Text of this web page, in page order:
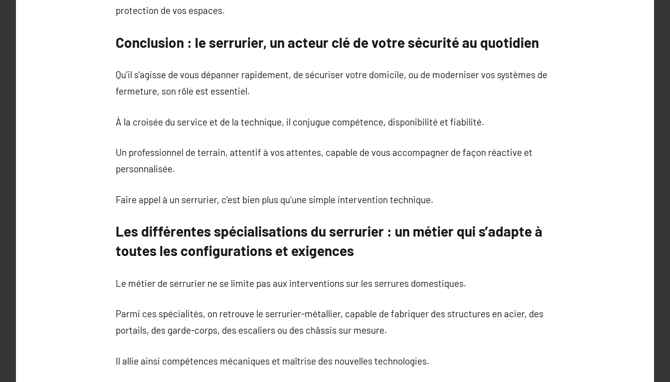
protection de vos espaces.
Conclusion : le serrurier, un acteur clé de votre sécurité au quotidien
Qu’il s’agisse de vous dépanner rapidement, de sécuriser votre domicile, ou de moderniser vos systèmes de
fermeture, son rôle est essentiel.
À la croisée du service et de la technique, il conjugue compétence, disponibilité et fiabilité.
Un professionnel de terrain, attentif à vos attentes, capable de vous accompagner de façon réactive et
personnalisée.
Faire appel à un serrurier, c’est bien plus qu’une simple intervention technique.
Les différentes spécialisations du serrurier : un métier qui s’adapte à
toutes les configurations et exigences
Le métier de serrurier ne se limite pas aux interventions sur les serrures domestiques.
Parmi ces spécialités, on retrouve le serrurier-métallier, capable de fabriquer des structures en acier, des
portails, des garde-corps, des escaliers ou des châssis sur mesure.
Il allie ainsi compétences mécaniques et maîtrise des nouvelles technologies.